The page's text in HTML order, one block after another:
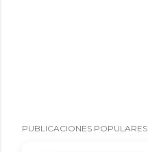
PUBLICACIONES POPULARES